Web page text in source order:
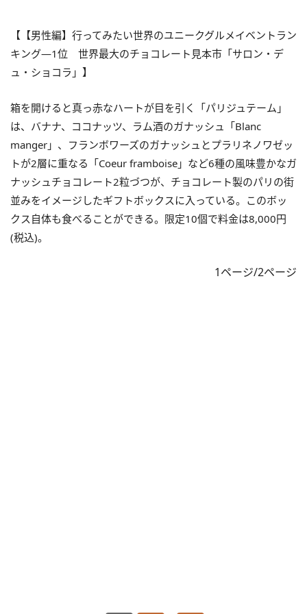
【【男性編】行ってみたい世界のユニークグルメイベントラン
キング—1位 世界最大のチョコレート見本市「サロン・デ
ュ・ショコラ」】
箱を開けると真っ赤なハートが目を引く「パリジュテーム」
は、バナナ、ココナッツ、ラム酒のガナッシュ「Blanc
manger」、フランボワーズのガナッシュとプラリネノワゼッ
トが2層に重なる「Coeur framboise」など6種の風味豊かなガ
ナッシュチョコレート2粒づつが、チョコレート製のパリの街
並みをイメージしたギフトボックスに入っている。このボッ
クス自体も食べることができる。限定10個で料金は8,000円
(税込)。
1ページ/2ページ